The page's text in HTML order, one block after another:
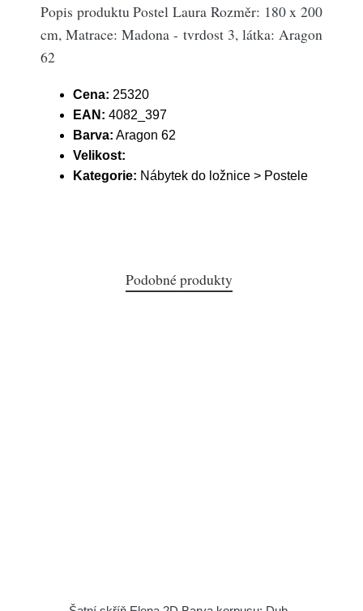
Popis produktu Postel Laura Rozměr: 180 x 200
cm, Matrace: Madona - tvrdost 3, látka: Aragon
62
Cena: 25320
EAN: 4082_397
Barva: Aragon 62
Velikost:
Kategorie: Nábytek do ložnice > Postele
Podobné produkty